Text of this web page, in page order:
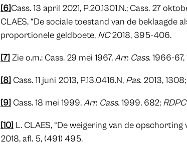
[6]Cass. 13 april 2021, P.20.1301.N.; Cass. 27
CLAES, “De sociale toestand van de
proportionele geldboete, NC2018, 395-406.
[7] Zie o.m.: Cass. 29 mei 1967,Arr. Cass. 1966-
[8] Cass. 11 juni 2013, P.13.0416.N, Pas. 2013,
[9] Cass. 18 mei 1999,Arr. Cass.1999, 682; RDPC
[10] L. CLAES, “De weigering van de
2018, afl. 5, (491) 495.